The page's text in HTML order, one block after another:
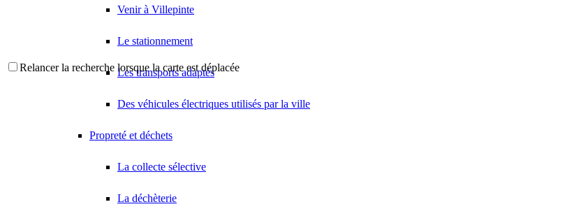
Venir à Villepinte
Le stationnement
Les transports adaptés
Des véhicules électriques utilisés par la ville
Propreté et déchets
La collecte sélective
La déchèterie
Relancer la recherche lorsque la carte est déplacée